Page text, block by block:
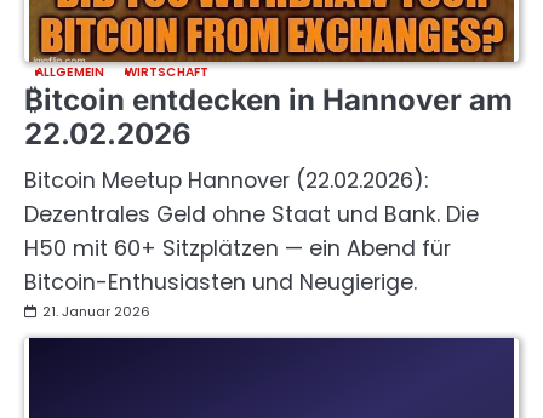
ALLGEMEIN WIRTSCHAFT
₿itcoin entdecken in Hannover am
22.02.2026
Bitcoin Meetup Hannover (22.02.2026):
Dezentrales Geld ohne Staat und Bank. Die
H50 mit 60+ Sitzplätzen — ein Abend für
Bitcoin-Enthusiasten und Neugierige.
21. Januar 2026